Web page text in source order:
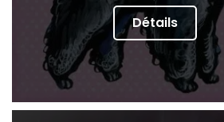
Détails